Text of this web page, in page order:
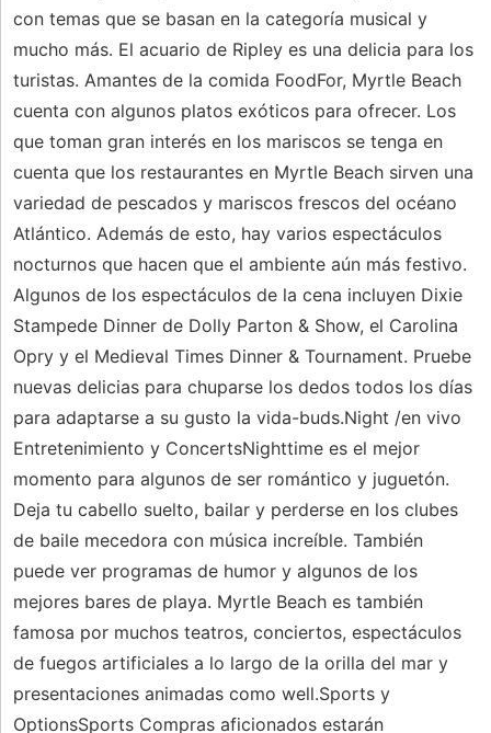
con temas que se basan en la categoría musical y
mucho más. El acuario de Ripley es una delicia para los
turistas. Amantes de la comida FoodFor, Myrtle Beach
cuenta con algunos platos exóticos para ofrecer. Los
que toman gran interés en los mariscos se tenga en
cuenta que los restaurantes en Myrtle Beach sirven una
variedad de pescados y mariscos frescos del océano
Atlántico. Además de esto, hay varios espectáculos
nocturnos que hacen que el ambiente aún más festivo.
Algunos de los espectáculos de la cena incluyen Dixie
Stampede Dinner de Dolly Parton & Show, el Carolina
Opry y el Medieval Times Dinner & Tournament. Pruebe
nuevas delicias para chuparse los dedos todos los días
para adaptarse a su gusto la vida-buds.Night /en vivo
Entretenimiento y ConcertsNighttime es el mejor
momento para algunos de ser romántico y juguetón.
Deja tu cabello suelto, bailar y perderse en los clubes
de baile mecedora con música increíble. También
puede ver programas de humor y algunos de los
mejores bares de playa. Myrtle Beach es también
famosa por muchos teatros, conciertos, espectáculos
de fuegos artificiales a lo largo de la orilla del mar y
presentaciones animadas como well.Sports y
OptionsSports Compras aficionados estarán